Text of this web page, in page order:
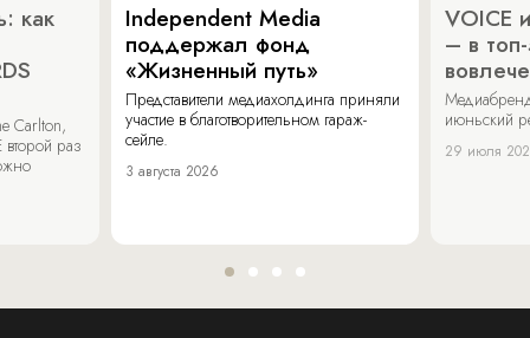
как
Carlton,
раз
Independent Media
поддержал фонд
«Жизненный путь»
Представители медиахолдинга приняли
участие в благотворительном гараж-
сейле.
3 августа 2026
VOICE
– в
июньский
29 июля